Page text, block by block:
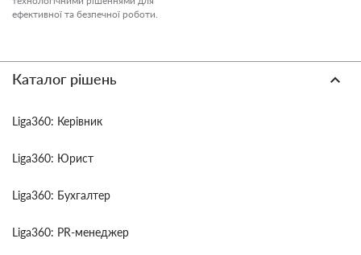
ефективної та безпечної роботи.
Каталог рішень
Liga360: Керівник
Liga360: Юрист
Liga360: Бухгалтер
Liga360: PR-менеджер